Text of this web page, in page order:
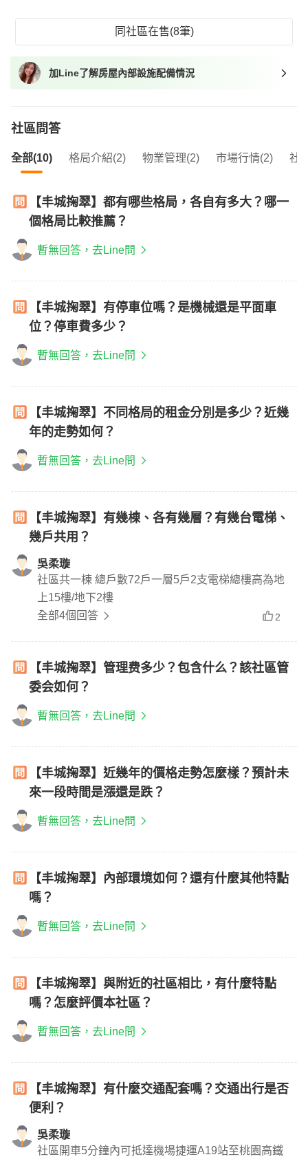
同社區在售(8筆)
加Line了解房屋內部設施配備情況
社區問答
全部(10) 格局介紹(2) 物業管理(2) 市場行情(2) 社
【丰城掬翠】都有哪些格局，各自有多大？哪一
個格局比較推薦？
暫無回答，去Line問
【丰城掬翠】有停車位嗎？是機械還是平面車
位？停車費多少？
暫無回答，去Line問
【丰城掬翠】不同格局的租金分別是多少？近幾
年的走勢如何？
暫無回答，去Line問
【丰城掬翠】有幾棟、各有幾層？有幾台電梯、
幾戶共用？
吳柔璇
社區共一棟 總戶數72戶一層5戶2支電梯總樓高為地
上15樓/地下2樓
全部4個回答
2
【丰城掬翠】管理费多少？包含什么？該社區管
委会如何？
暫無回答，去Line問
【丰城掬翠】近幾年的價格走勢怎麼樣？預計未
來一段時間是漲還是跌？
暫無回答，去Line問
【丰城掬翠】內部環境如何？還有什麼其他特點
嗎？
暫無回答，去Line問
【丰城掬翠】與附近的社區相比，有什麼特點
嗎？怎麼評價本社區？
暫無回答，去Line問
【丰城掬翠】有什麼交通配套嗎？交通出行是否
便利？
吳柔璇
社區開車5分鐘內可抵達機場捷運A19站至桃園高鐵